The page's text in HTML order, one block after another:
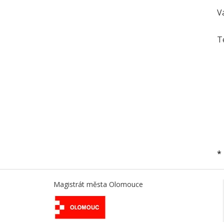
*
Magistrát města Olomouce